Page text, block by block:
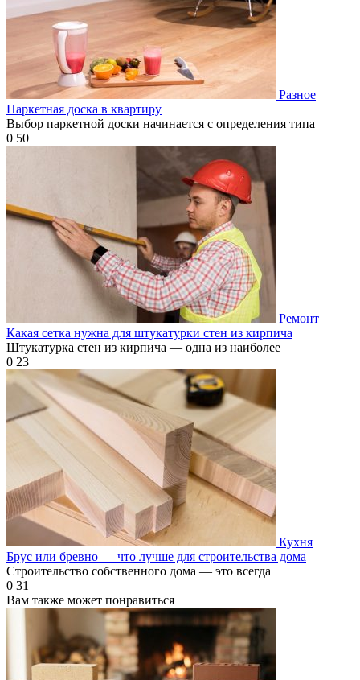
Разное
Паркетная доска в квартиру
Выбор паркетной доски начинается с определения типа
0 50
Ремонт
Какая сетка нужна для штукатурки стен из кирпича
Штукатурка стен из кирпича — одна из наиболее
0 23
Кухня
Брус или бревно — что лучше для строительства дома
Строительство собственного дома — это всегда
0 31
Вам также может понравиться